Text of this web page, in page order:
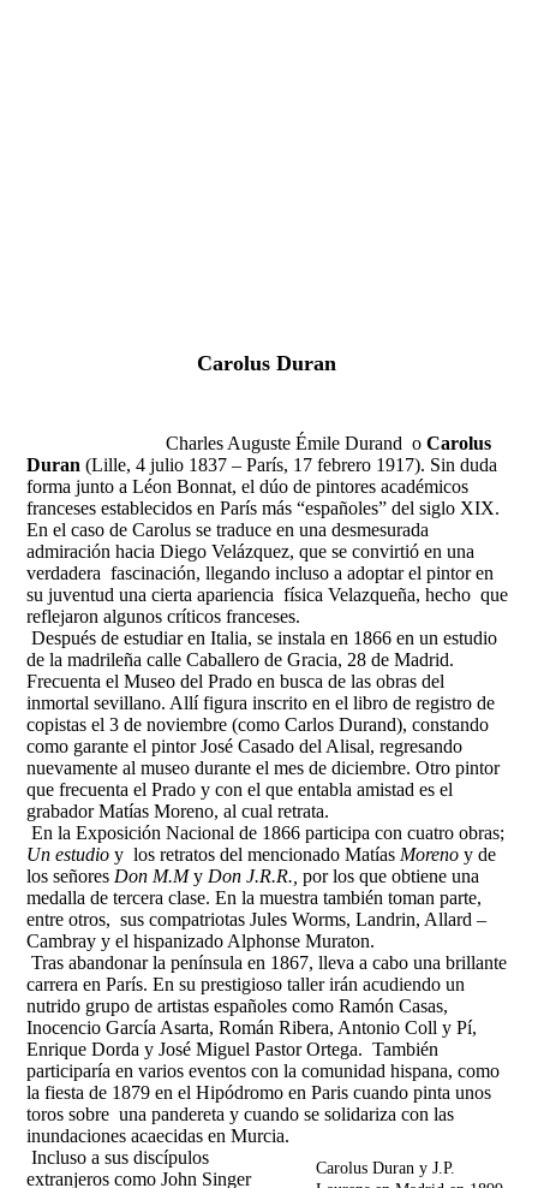
Carolus Duran
Charles Auguste Émile Durand oCarolus
Duran (Lille, 4 julio 1837 – París, 17 febrero 1917). Sin duda
forma junto a Léon Bonnat, el dúo de pintores académicos
franceses establecidos en París más “españoles” del siglo XIX.
En el caso de Carolus se traduce en una desmesurada
admiración hacia Diego Velázquez, que se convirtió en una
verdadera fascinación, llegando incluso a adoptar el pintor en
su juventud una cierta apariencia física Velazqueña, hecho que
reflejaron algunos críticos franceses.
Después de estudiar en Italia, se instala en 1866 en un estudio
de la madrileña calle Caballero de Gracia, 28 de Madrid.
Frecuenta el Museo del Prado en busca de las obras del
inmortal sevillano. Allí figura inscrito en el libro de registro de
copistas el 3 de noviembre (como Carlos Durand), constando
como garante el pintor José Casado del Alisal, regresando
nuevamente al museo durante el mes de diciembre. Otro pintor
que frecuenta el Prado y con el que entabla amistad es el
grabador Matías Moreno, al cual retrata.
En la Exposición Nacional de 1866 participa con cuatro obras;
Un estudio y los retratos del mencionado Matías Moreno y de
los señores Don M.My Don J.R.R., por los que obtiene una
medalla de tercera clase. En la muestra también toman parte,
entre otros, sus compatriotas Jules Worms, Landrin, Allard –
Cambray y el hispanizado Alphonse Muraton.
Tras abandonar la península en 1867, lleva a cabo una brillante
carrera en París. En su prestigioso taller irán acudiendo un
nutrido grupo de artistas españoles como Ramón Casas,
Inocencio García Asarta, Román Ribera, Antonio Coll y Pí,
Enrique Dorda y José Miguel Pastor Ortega. También
participaría en varios eventos con la comunidad hispana, como
la fiesta de 1879 en el Hipódromo en Paris cuando pinta unos
toros sobre una pandereta y cuando se solidariza con las
inundaciones acaecidas en Murcia.
Carolus Duran y J.P.
Incluso a sus discípulos
extranjeros como John Singer